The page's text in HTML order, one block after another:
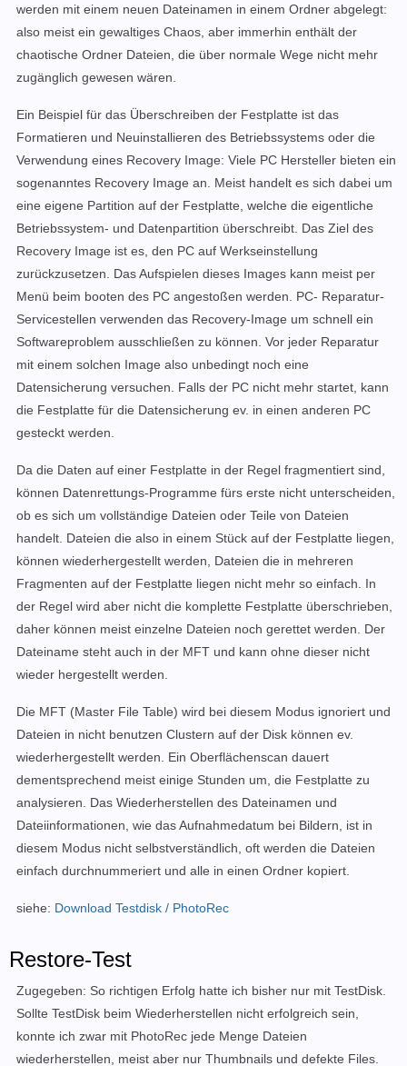
werden mit einem neuen Dateinamen in einem Ordner abgelegt:
also meist ein gewaltiges Chaos, aber immerhin enthält der
chaotische Ordner Dateien, die über normale Wege nicht mehr
zugänglich gewesen wären.
Ein Beispiel für das Überschreiben der Festplatte ist das
Formatieren und Neuinstallieren des Betriebssystems oder die
Verwendung eines Recovery Image: Viele PC Hersteller bieten ein
sogenanntes Recovery Image an. Meist handelt es sich dabei um
eine eigene Partition auf der Festplatte, welche die eigentliche
Betriebssystem- und Datenpartition überschreibt. Das Ziel des
Recovery Image ist es, den PC auf Werkseinstellung
zurückzusetzen. Das Aufspielen dieses Images kann meist per
Menü beim booten des PC angestoßen werden. PC- Reparatur-
Servicestellen verwenden das Recovery-Image um schnell ein
Softwareproblem ausschließen zu können. Vor jeder Reparatur
mit einem solchen Image also unbedingt noch eine
Datensicherung versuchen. Falls der PC nicht mehr startet, kann
die Festplatte für die Datensicherung ev. in einen anderen PC
gesteckt werden.
Da die Daten auf einer Festplatte in der Regel fragmentiert sind,
können Datenrettungs-Programme fürs erste nicht unterscheiden,
ob es sich um vollständige Dateien oder Teile von Dateien
handelt. Dateien die also in einem Stück auf der Festplatte liegen,
können wiederhergestellt werden, Dateien die in mehreren
Fragmenten auf der Festplatte liegen nicht mehr so einfach. In
der Regel wird aber nicht die komplette Festplatte überschrieben,
daher können meist einzelne Dateien noch gerettet werden. Der
Dateiname steht auch in der MFT und kann ohne dieser nicht
wieder hergestellt werden.
Die MFT (Master File Table) wird bei diesem Modus ignoriert und
Dateien in nicht benutzen Clustern auf der Disk können ev.
wiederhergestellt werden. Ein Oberflächenscan dauert
dementsprechend meist einige Stunden um, die Festplatte zu
analysieren. Das Wiederherstellen des Dateinamen und
Dateiinformationen, wie das Aufnahmedatum bei Bildern, ist in
diesem Modus nicht selbstverständlich, oft werden die Dateien
einfach durchnummeriert und alle in einen Ordner kopiert.
siehe: Download Testdisk / PhotoRec
Restore-Test
Zugegeben: So richtigen Erfolg hatte ich bisher nur mit TestDisk.
Sollte TestDisk beim Wiederherstellen nicht erfolgreich sein,
konnte ich zwar mit PhotoRec jede Menge Dateien
wiederherstellen, meist aber nur Thumbnails und defekte Files.